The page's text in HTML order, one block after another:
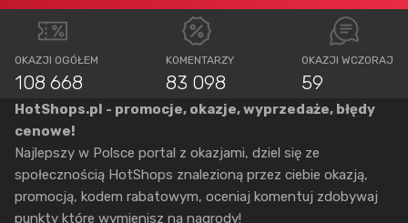
OKAZJI OGÓŁEM
108 668
KOMENTARZY
83 098
OKAZJI WCZORAJ
59
HotShops.pl - promocje, okazje, wyprzedaże, błędy
cenowe!
Najlepszy w Polsce portal z okazjami, dziel się ze
społecznością HotShops znalezioną przez ciebie okazją,
promocją, kodem rabatowym, oceniaj komentuj zdobywaj
punkty które wymienisz na nagrody!